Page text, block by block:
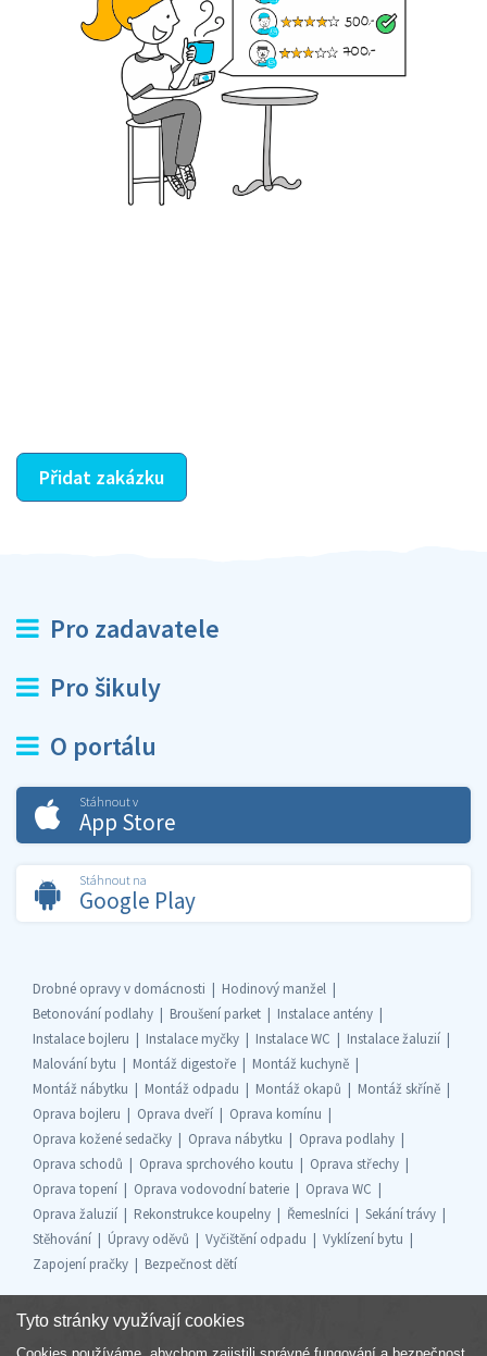
Přidat zakázku
Pro zadavatele
Pro šikuly
O portálu
Stáhnout v
App Store
Stáhnout na
Google Play
Drobné opravy v domácnosti
Hodinový manžel
Betonování podlahy
Broušení parket
Instalace antény
Instalace bojleru
Instalace myčky Instalace WC
Instalace žaluzií
Malování bytu
Montáž digestoře
Montáž kuchyně
Montáž nábytku
Montáž odpadu Montáž okapů
Montáž skříně
Oprava bojleru
Oprava dveří
Oprava komínu
Oprava kožené sedačky
Oprava nábytku
Oprava podlahy
Oprava schodů
Oprava sprchového koutu
Oprava střechy
Oprava topení
Oprava vodovodní baterie
Oprava WC
Oprava žaluzií
Rekonstrukce koupelny Řemeslníci
Sekání trávy
Stěhování
Úpravy oděvů Vyčištění odpadu
Vyklízení bytu
Zapojení pračky
Bezpečnost dětí
Tyto stránky využívají cookies